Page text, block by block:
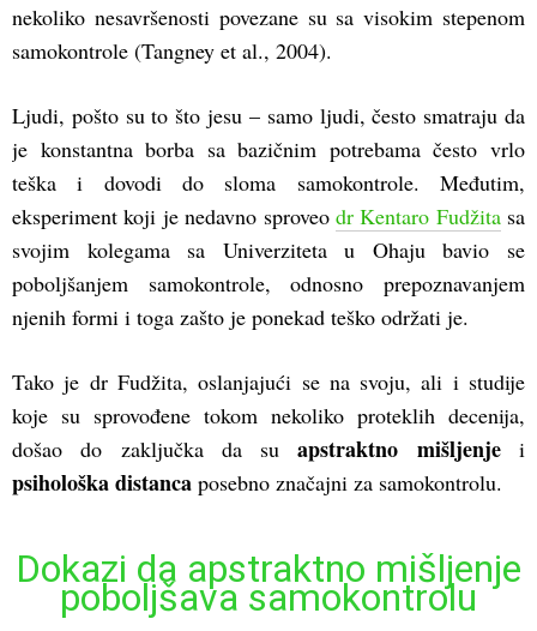
nekoliko nesavršenosti povezane su sa visokim stepenom
samokontrole (Tangney et al., 2004).
Ljudi, pošto su to što jesu – samo ljudi, često smatraju da
je konstantna borba sa bazičnim potrebama često vrlo
teška i dovodi do sloma samokontrole. Međutim,
eksperiment koji je nedavno sproveo dr Kentaro Fudžitasa
svojim kolegama sa Univerziteta u Ohaju bavio se
poboljšanjem samokontrole, odnosno prepoznavanjem
njenih formi i toga zašto je ponekad teško održati je.
Tako je dr Fudžita, oslanjajući se na svoju, ali i studije
koje su sprovođene tokom nekoliko proteklih decenija,
došao do zaključka da suapstraktno mišljenjei
psihološka distanca posebno značajni za samokontrolu.
Dokazi da apstraktno mišljenje
poboljšava samokontrolu